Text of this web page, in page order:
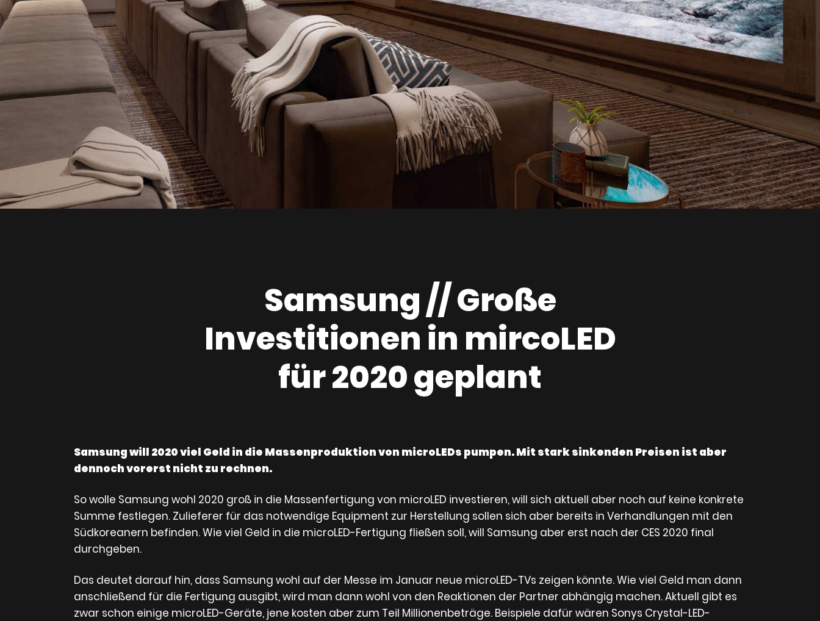
Samsung // Große
Investitionen in mircoLED
für 2020 geplant
Samsung will 2020 viel Geld in die Massenproduktion von microLEDs pumpen. Mit stark sinkenden Preisen ist aber
dennoch vorerst nicht zu rechnen.
So wolle Samsung wohl 2020 groß in die Massenfertigung von microLED investieren, will sich aktuell aber noch auf keine konkrete
Summe festlegen. Zulieferer für das notwendige Equipment zur Herstellung sollen sich aber bereits in Verhandlungen mit den
Südkoreanern befinden. Wie viel Geld in die microLED-Fertigung fließen soll, will Samsung aber erst nach der CES 2020 final
durchgeben.
Das deutet darauf hin, dass Samsung wohl auf der Messe im Januar neue microLED-TVs zeigen könnte. Wie viel Geld man dann
anschließend für die Fertigung ausgibt, wird man dann wohl von den Reaktionen der Partner abhängig machen. Aktuell gibt es
zwar schon einige microLED-Geräte, jene kosten aber zum Teil Millionenbeträge. Beispiele dafür wären Sonys Crystal-LED-